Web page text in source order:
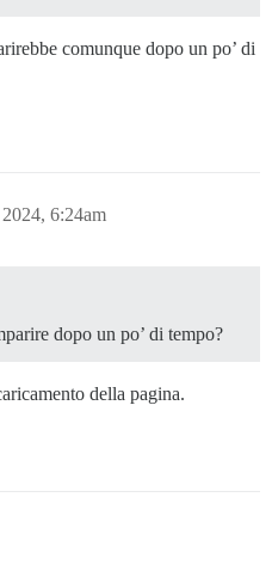
comunque dopo un po’ di
6:24am
dopo un po’ di tempo?
della pagina.